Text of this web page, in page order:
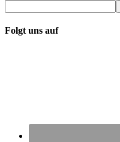
Folgt uns auf